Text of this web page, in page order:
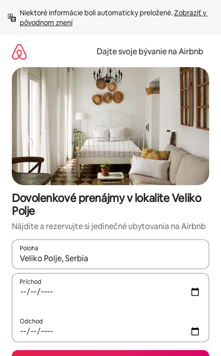
obsah.
Niektoré informácie boli automaticky preložené. Zobraziť v
pôvodnom znení
Dajte svoje bývanie na Airbnb
Dovolenkové prenájmy v lokalite Veliko
Polje
Nájdite a rezervujte si jedinečné ubytovania na Airbnb
Poloha
Keď budú výsledky k dispozícii, môžete si ich prechádzať
Príchod
Odchod